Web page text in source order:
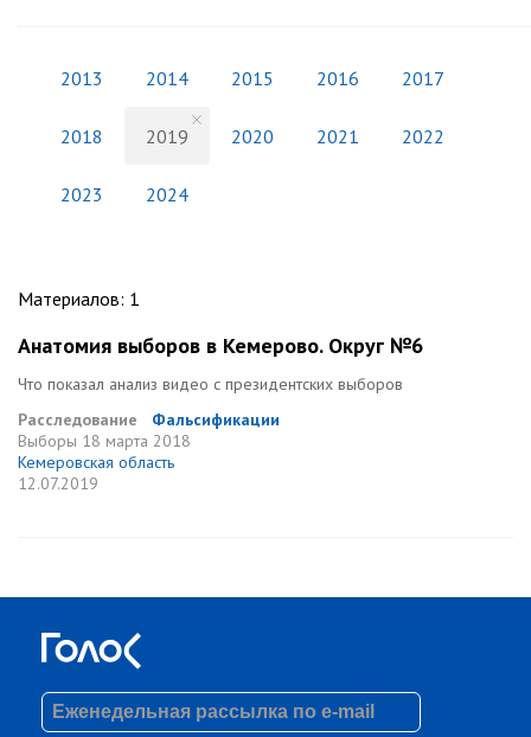
2013 2014 2015 2016 2017
2018 2019 2020 2021 2022
2023 2024
Материалов: 1
Анатомия выборов в Кемерово. Округ №6
Что показал анализ видео с президентских выборов
Расследование
Фальсификации
Выборы 18 марта 2018
Кемеровская область
12.07.2019